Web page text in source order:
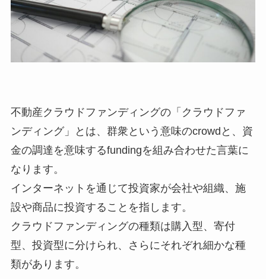
不動産クラウドファンディングの「クラウドファ
ンディング」とは、群衆という意味のcrowdと、資
金の調達を意味するfundingを組み合わせた言葉に
なります。
インターネットを通じて投資家が会社や組織、施
設や商品に投資することを指します。
クラウドファンディングの種類は購入型、寄付
型、投資型に分けられ、さらにそれぞれ細かな種
類があります。